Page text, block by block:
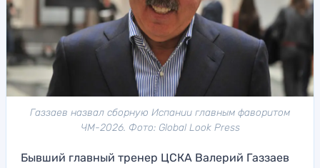
Газзаев назвал сборную Испании главным фаворитом
ЧМ-2026. Фото: Global Look Press
Бывший главный тренер ЦСКА Валерий Газзаев